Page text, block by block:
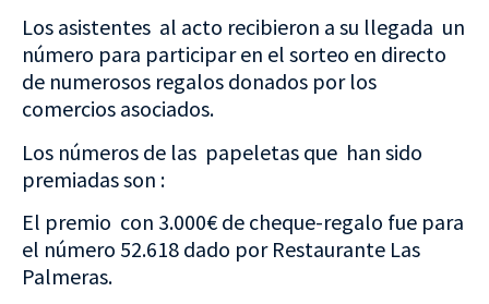
Los asistentes al acto recibieron a su llegada un
número para participar en el sorteo en directo
de numerosos regalos donados por los
comercios asociados.
Los números de las papeletas que han sido
premiadas son :
El premio con 3.000€ de cheque-regalo fue para
el número 52.618 dado por Restaurante Las
Palmeras.